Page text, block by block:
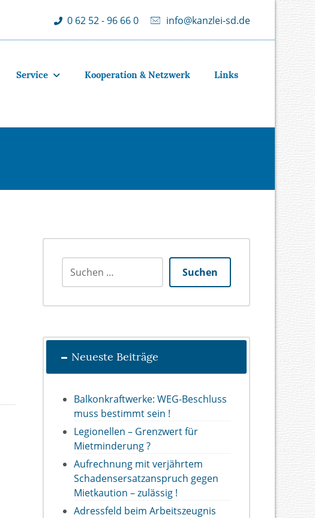
info@kanzlei-sd.de
0 62 52 - 96 66 0
Service Kooperation & Netzwerk Links
Suchen
Neueste Beiträge
Balkonkraftwerke: WEG-Beschluss
muss bestimmt sein !
Legionellen – Grenzwert für
Mietminderung ?
Aufrechnung mit verjährtem
Schadensersatzanspruch gegen
Mietkaution – zulässig !
Adressfeld beim Arbeitszeugnis